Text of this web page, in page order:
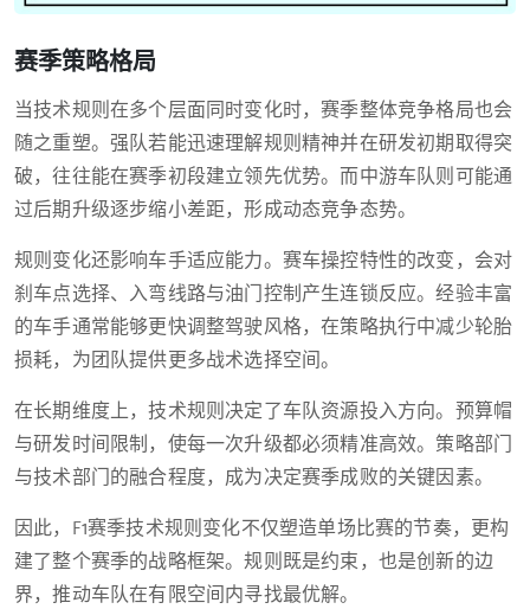
赛季策略格局
当技术规则在多个层面同时变化时，赛季整体竞争格局也会
随之重塑。强队若能迅速理解规则精神并在研发初期取得突
破，往往能在赛季初段建立领先优势。而中游车队则可能通
过后期升级逐步缩小差距，形成动态竞争态势。
规则变化还影响车手适应能力。赛车操控特性的改变，会对
刹车点选择、入弯线路与油门控制产生连锁反应。经验丰富
的车手通常能够更快调整驾驶风格，在策略执行中减少轮胎
损耗，为团队提供更多战术选择空间。
在长期维度上，技术规则决定了车队资源投入方向。预算帽
与研发时间限制，使每一次升级都必须精准高效。策略部门
与技术部门的融合程度，成为决定赛季成败的关键因素。
因此，F1赛季技术规则变化不仅塑造单场比赛的节奏，更构
建了整个赛季的战略框架。规则既是约束，也是创新的边
界，推动车队在有限空间内寻找最优解。